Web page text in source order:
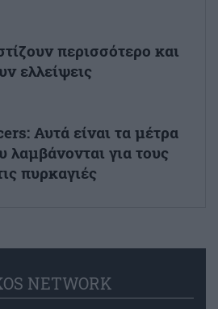
περισσότερο και
ελλείψεις
Αυτά είναι τα μέτρα
για τους
πυρκαγιές
NETWORK